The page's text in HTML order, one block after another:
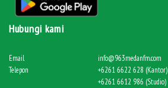
Hubungi kami
Email
info@963medanfm.com
Telepon
+6261 6622 628 (Kantor)
+6261 6612 986 (Studio)